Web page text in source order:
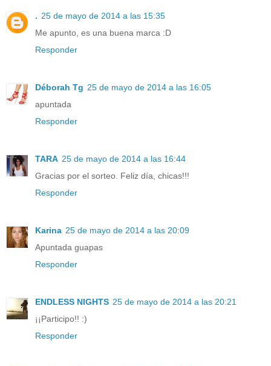
. 25 de mayo de 2014 a las 15:35
Me apunto, es una buena marca :D
Responder
Déborah Tg 25 de mayo de 2014 a las 16:05
apuntada
Responder
TARA 25 de mayo de 2014 a las 16:44
Gracias por el sorteo. Feliz día, chicas!!!
Responder
Karina 25 de mayo de 2014 a las 20:09
Apuntada guapas
Responder
ENDLESS NIGHTS 25 de mayo de 2014 a las 20:21
¡¡Participo!! :)
Responder